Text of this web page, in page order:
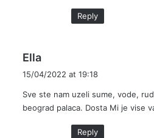
Reply
Ella
a
s
:
15/04/2022 at 19:18
Sve ste nam uzeli sume, vode,
beograd palaca. Dosta Mi je vise
Reply